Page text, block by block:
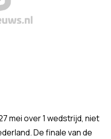
mei over 1 wedstrijd, niet
De finale van de